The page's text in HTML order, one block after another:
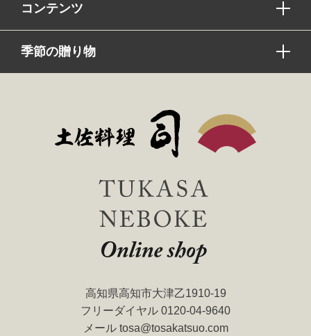
コンテンツ
季節の贈り物
高知県高知市大津乙1910-19
フリーダイヤル 0120-04-9640
メール tosa@tosakatsuo.com